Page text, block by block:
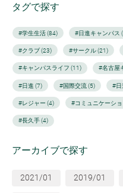
タグで探す
#学生生活 (84) #日進キャンパス
#クラブ (23) #サークル (21)
#キャンパスライフ (11) #名古屋
#日進 (7) #国際交流 (5) #日
#レジャー (4) #コミュニケーショ
#長久手 (4)
アーカイブで探す
2021/01 2019/01